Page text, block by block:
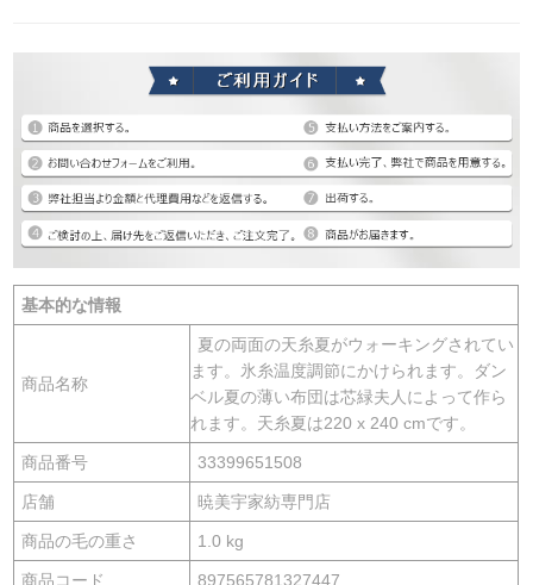
基本的な情報
商品名称
夏の両面の天糸夏がウォーキングされてい
ます。氷糸温度調節にかけられます。ダン
ベル夏の薄い布団は芯緑夫人によって作ら
れます。天糸夏は220 x 240 cmです。
商品番号 33399651508
店舗 暁美宇家紡専門店
商品の毛の重さ 1.0 kg
商品コード 897565781327447